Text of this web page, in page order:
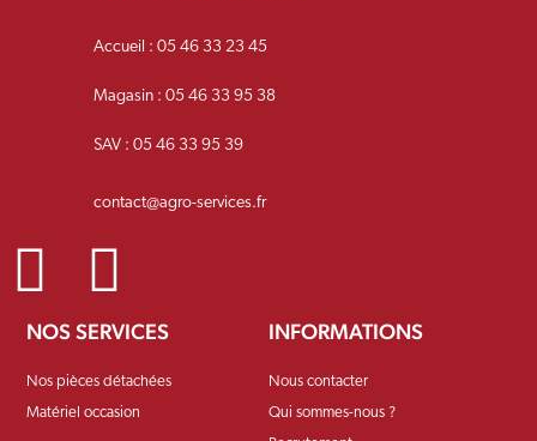
Accueil : 05 46 33 23 45
Magasin : 05 46 33 95 38
SAV : 05 46 33 95 39
contact@agro-services.fr
NOS SERVICES
Nos pièces détachées
Matériel occasion
INFORMATIONS
Nous contacter
Qui sommes-nous ?